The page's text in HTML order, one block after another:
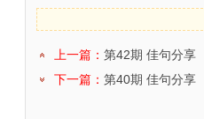
上一篇： 第42期 佳句分享
下一篇： 第40期 佳句分享